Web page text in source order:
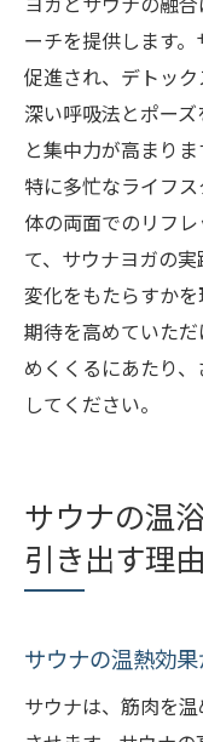
ーチを提供します
促進され、デトッ
深い呼吸法とポー
と集中力が高まり
特に多忙なライフ
体の両面でのリフ
て、サウナヨガの
変化をもたらすか
期待を高めていた
めくくるにあたり
してください。
サウナの温
引き出す理由
サウナの温熱効
サウナは、筋肉を